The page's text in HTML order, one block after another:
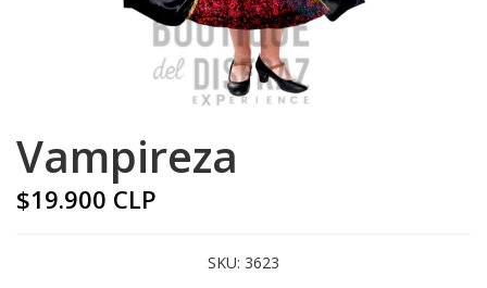
Vampireza
$19.900 CLP
SKU: 3623